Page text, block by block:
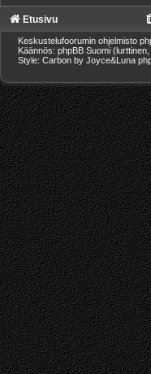
Etusivu
Keskustelufoorumin ohjelmisto
Käännös: phpBB Suomi
Style: Carbon by Joyce&Luna